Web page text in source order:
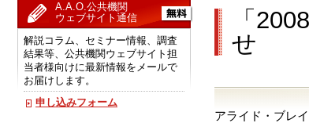
A.A.O.公共機関
ウェブサイト通信
解説コラム、セミナー情報、調査
結果等、公共機関ウェブサイト担
当者様向けに最新情報をメールで
お届けします。
申し込みフォーム
「
せ
アライド・ブレ